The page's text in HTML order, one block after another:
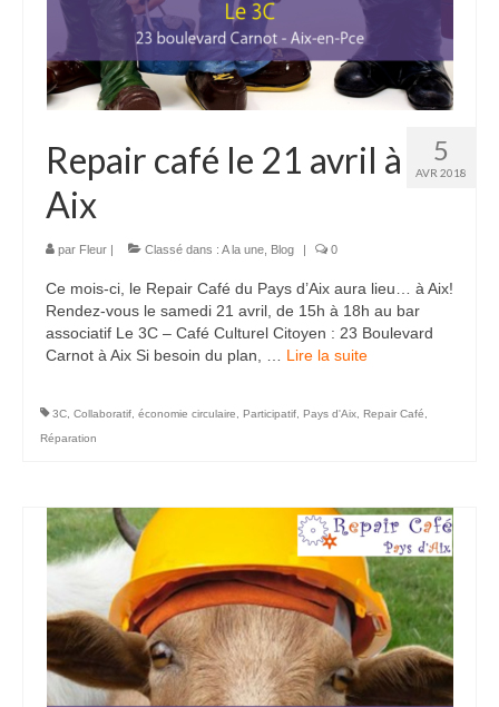
5
AVR 2018
Repair café le 21 avril à
Aix
par Fleur Classé dans : A la une Blog 0
Ce mois-ci, le Repair Café du Pays d’Aix aura lieu… à Aix!
Rendez-vous le samedi 21 avril, de 15h à 18h au bar
associatif Le 3C – Café Culturel Citoyen : 23 Boulevard
Carnot à Aix Si besoin du plan, … Lire la suite­­
3C, Collaboratif, économie circulaire, Participatif, Pays d'Aix, Repair Café,
Réparation